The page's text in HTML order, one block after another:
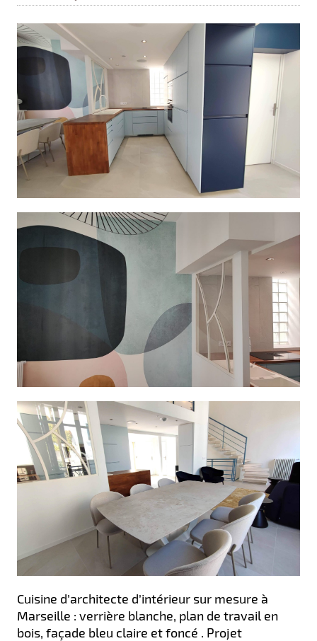
Cuisine d’architecte d’intérieur sur mesure à
Marseille : verrière blanche, plan de travail en
bois, façade bleu claire et foncé . Projet